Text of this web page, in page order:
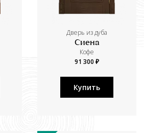
Дверь из дуба
Сиена
Кофе
91 300 ₽
Купить